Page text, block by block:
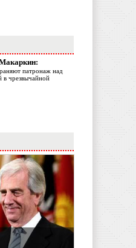
патронаж над
в чрезвычайной